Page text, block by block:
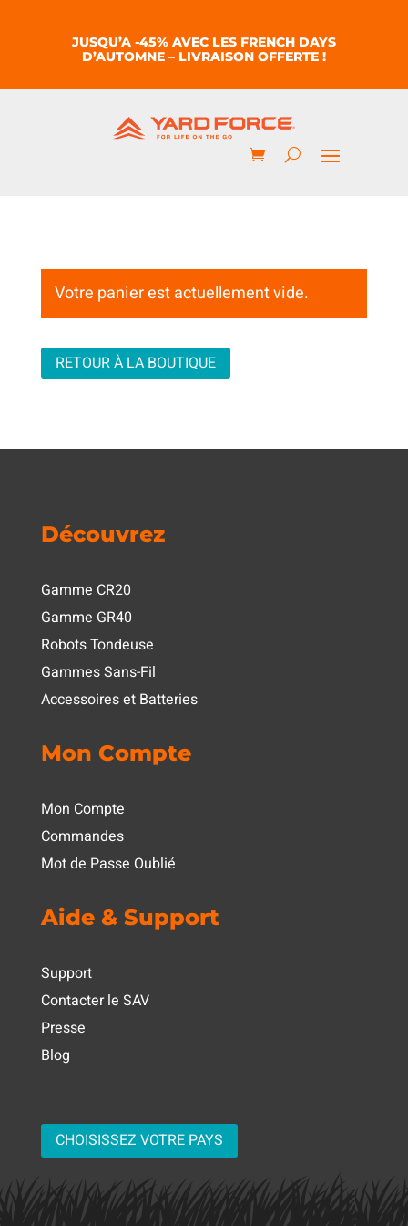
JUSQU’A -45% AVEC LES FRENCH DAYS
D’AUTOMNE – LIVRAISON OFFERTE !
Votre panier est actuellement vide.
RETOUR À LA BOUTIQUE
Découvrez
Gamme CR20
Gamme GR40
Robots Tondeuse
Gammes Sans-Fil
Accessoires et Batteries
Mon Compte
Mon Compte
Commandes
Mot de Passe Oublié
Aide & Support
Support
Contacter le SAV
Presse
Blog
CHOISISSEZ VOTRE PAYS